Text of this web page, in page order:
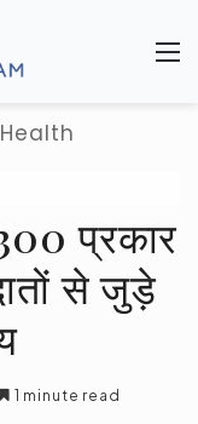
Health
प्रकार
से जुड़े
1 minute read